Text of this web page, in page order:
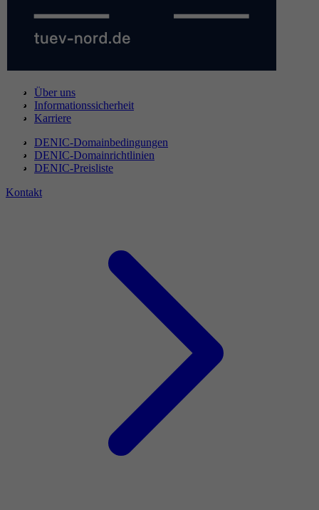
Über uns
Informationssicherheit
Karriere
DENIC-Domainbedingungen
DENIC-Domainrichtlinien
DENIC-Preisliste
Kontakt